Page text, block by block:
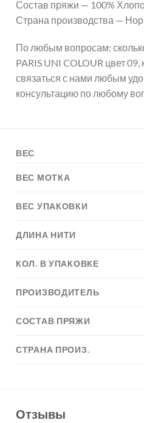
Состав пряжи — 100%
Страна производства —
По любым вопросам:
PARIS UNI COLOUR цвет
связаться с нами любым
консультацию по любому
ВЕС
ВЕС МОТКА
ВЕС УПАКОВКИ
ДЛИНА НИТИ
КОЛ. В УПАКОВКЕ
ПРОИЗВОДИТЕЛЬ
СОСТАВ ПРЯЖИ
СТРАНА ПРОИЗ.
Отзывы